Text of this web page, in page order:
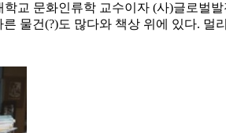
교 문화인류학 교수이자 (사)글로벌발
물건(?)도 많다와 책상 위에 있다. 멀